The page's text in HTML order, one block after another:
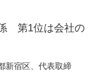
第1位は会社の
新宿区、代表取締